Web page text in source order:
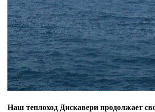
Наш теплоход Дискавери продолжает